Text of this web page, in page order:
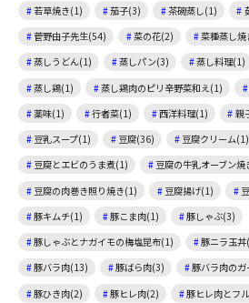
若草焼き(1)
茄子(3) 茶碗蒸し(1)
菅野由子先生(54)
菜の花(2) 菜種蒸し
蒸しうどん(1)
蒸しパン(3) 蒸し料理(1)
蒸し鶏(1)
蒸し鶏肉のピリ辛野菜和え(1)
薬味(1)
行者菜(1) 西洋料理(1) 親
豆乳スープ(1)
豆腐(36) 豆腐クリーム(1)
豆腐とエビのうま煮(1)
豆腐の牛乳オーブン焼
豆腐の肉巻き照り焼き(1)
豆腐揚げ(1)
豚キムチ(1)
豚こま肉(1)
豚しゃぶ(3)
豚しゃぶとナガイモの梅塩昆布(1)
豚ニラ玉丼
豚バラ肉(13)
豚ばら肉(3)
豚バラ肉の
豚ひき肉(2)
豚ヒレ肉(2)
豚ヒレ肉とフ